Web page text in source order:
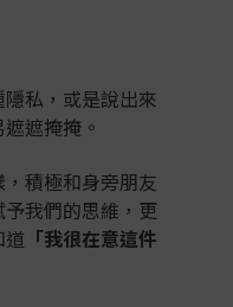
私，或是說出來
遮掩掩。
，積極和身旁朋友
我們的思維，更
道 「我很在意這件